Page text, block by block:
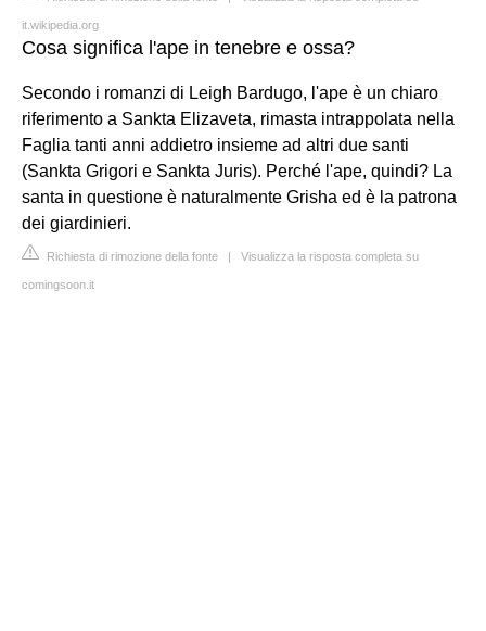
it.wikipedia.org
Cosa significa l'ape in tenebre e ossa?
Secondo i romanzi di Leigh Bardugo, l'ape è un chiaro
riferimento a Sankta Elizaveta, rimasta intrappolata nella
Faglia tanti anni addietro insieme ad altri due santi
(Sankta Grigori e Sankta Juris). Perché l'ape, quindi? La
santa in questione è naturalmente Grisha ed è la patrona
dei giardinieri.
Richiesta di rimozione della fonte | Visualizza la risposta completa su
comingsoon.it